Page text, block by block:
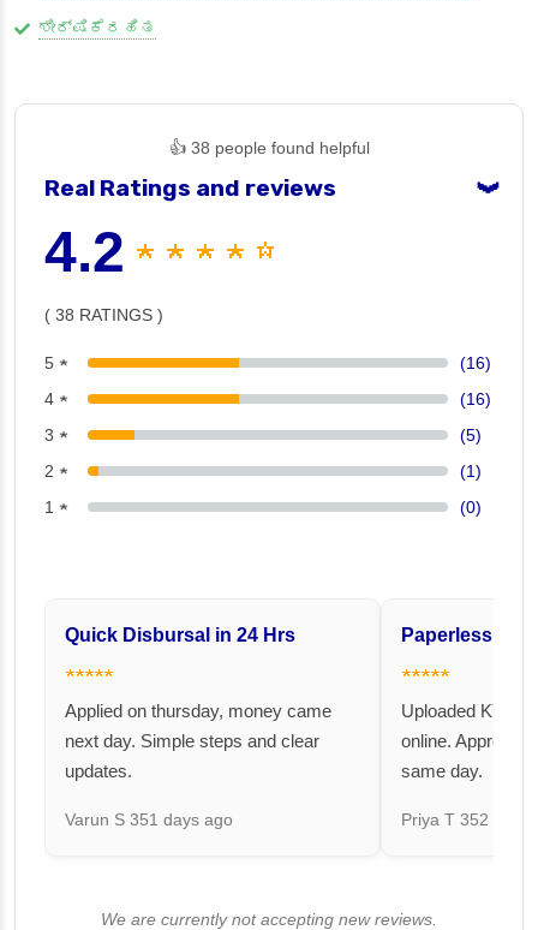
ಶೀರ್ಷಿಕೆರಹಿತ
👍 38 people found helpful
Real Ratings and reviews ❯
4.2 ★ ★ ★ ★ ☆
( 38 RATINGS )
5 ★
(16)
4 ★
(16)
3 ★
(5)
2 ★
(1)
1 ★
(0)
Quick Disbursal in 24 Hrs
★★★★★
Applied on thursday, money came
next day. Simple steps and clear
updates.
Varun S 351 days ago
Paperless and
★★★★★
Uploaded KYC
online. Approval
same day.
Priya T 352 days
We are currently not accepting new reviews.